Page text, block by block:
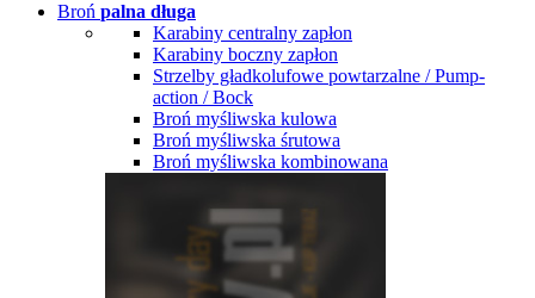
Broń palna długa
Karabiny centralny zapłon
Karabiny boczny zapłon
Strzelby gładkolufowe powtarzalne / Pump-
action / Bock
Broń myśliwska kulowa
Broń myśliwska śrutowa
Broń myśliwska kombinowana